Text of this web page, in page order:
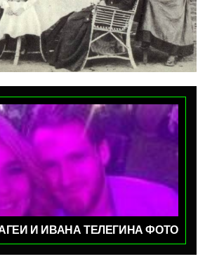
И ИВАНА ТЕЛЕГИНА ФОТО